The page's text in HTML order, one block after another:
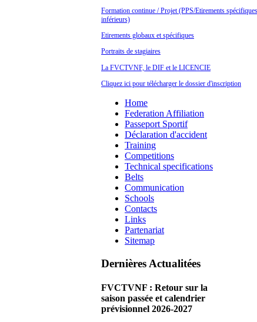
Formation continue / Projet (PPS/Etirements
inférieurs)
Etirements globaux et spécifiques
Portraits de stagiaires
La FVCTVNF, le DIF et le LICENCIE
Cliquez ici pour télécharger le dossier d'inscription
Home
Federation Affiliation
Passeport Sportif
Déclaration d'accident
Training
Competitions
Technical specifications
Belts
Communication
Schools
Contacts
Links
Partenariat
Sitemap
Dernières Actualitées
FVCTVNF : Retour sur la
saison passée et calendrier
prévisionnel 2026-2027